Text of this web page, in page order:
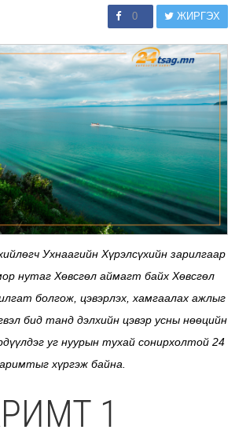
0 ЖИРГЭХ
Ухнаагийн Хүрэлсүхийн зарилгаар
нутаг Хөвсгөл аймагт байх Хөвсгөл
болгож, цэвэрлэх, хамгаалах ажлыг
бид танд дэлхийн цэвэр усны нөөцийн
уг нуурын тухай сонирхолтой 24
хүргэж байна.
1